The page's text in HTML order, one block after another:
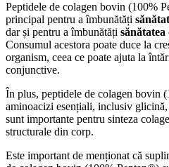
Peptidele de colagen bovin (100%
principal pentru a îmbunătăți
dar și pentru a îmbunătăți
Consumul acestora poate duce la
organism, ceea ce poate ajuta la
conjunctive.
În plus, peptidele de colagen bovin
aminoacizi esențiali, inclusiv
sunt importante pentru sinteza
structurale din corp.
Este important de menționat că